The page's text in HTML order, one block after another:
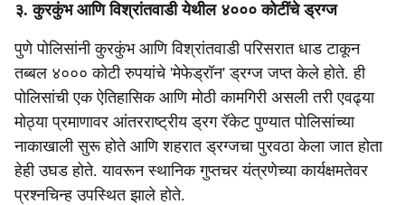
३. कुरकुंभ आणि विश्रांतवाडी येथील ४००० कोटींचे ड्रग्ज
पुणे पोलिसांनी कुरकुंभ आणि विश्रांतवाडी परिसरात धाड टाकून
तब्बल ४००० कोटी रुपयांचे 'मेफेड्रॉन' ड्रग्ज जप्त केले होते. ही
पोलिसांची एक ऐतिहासिक आणि मोठी कामगिरी असली तरी एवढ्या
मोठ्या प्रमाणावर आंतरराष्ट्रीय ड्रग रॅकेट पुण्यात पोलिसांच्या
नाकाखाली सुरू होते आणि शहरात ड्रग्जचा पुरवठा केला जात होता
हेही उघड होते. यावरून स्थानिक गुप्तचर यंत्रणेच्या कार्यक्षमतेवर
प्रश्नचिन्ह उपस्थित झाले होते.